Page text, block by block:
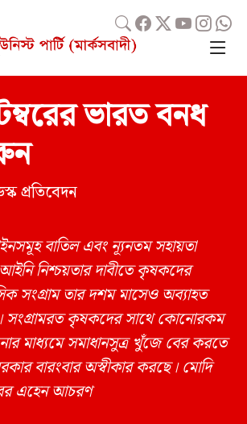
ভারত বনধ
প্রতিবেদন
বাতিল এবং ন্যূনতম সহায়তা
নিশ্চয়তার দাবীতে কৃষকদের
সংগ্রাম তার দশম মাসেও অব্যাহত
সংগ্রামরত কৃষকদের সাথে কোনোরকম
মাধ্যমে সমাধানসুত্র খুঁজে বের করতে
বারংবার অস্বীকার করছে। মোদি
এহেন আচরণ